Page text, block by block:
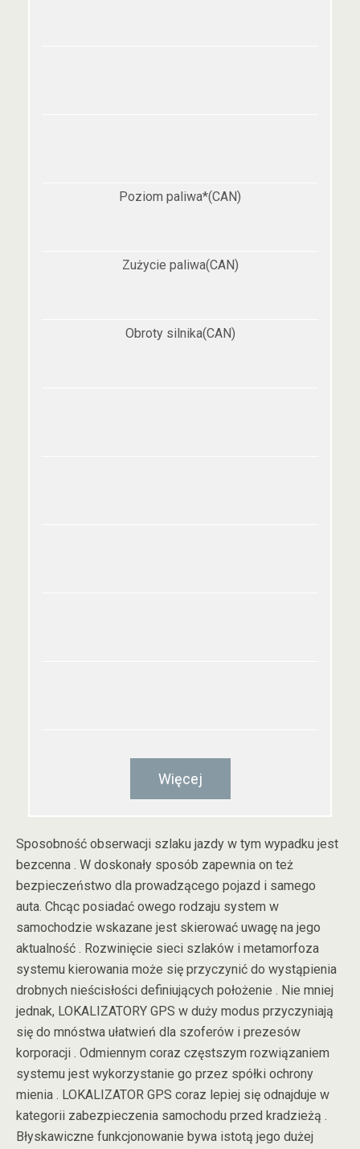
Poziom paliwa*(CAN)
Zużycie paliwa(CAN)
Obroty silnika(CAN)
Więcej
Sposobność obserwacji szlaku jazdy w tym wypadku jest
bezcenna . W doskonały sposób zapewnia on też
bezpieczeństwo dla prowadzącego pojazd i samego
auta. Chcąc posiadać owego rodzaju system w
samochodzie wskazane jest skierować uwagę na jego
aktualność . Rozwinięcie sieci szlaków i metamorfoza
systemu kierowania może się przyczynić do wystąpienia
drobnych nieścisłości definiujących położenie . Nie mniej
jednak, LOKALIZATORY GPS w duży modus przyczyniają
się do mnóstwa ułatwień dla szoferów i prezesów
korporacji . Odmiennym coraz częstszym rozwiązaniem
systemu jest wykorzystanie go przez spółki ochrony
mienia . LOKALIZATOR GPS coraz lepiej się odnajduje w
kategorii zabezpieczenia samochodu przed kradzieżą .
Błyskawiczne funkcjonowanie bywa istotą jego dużej